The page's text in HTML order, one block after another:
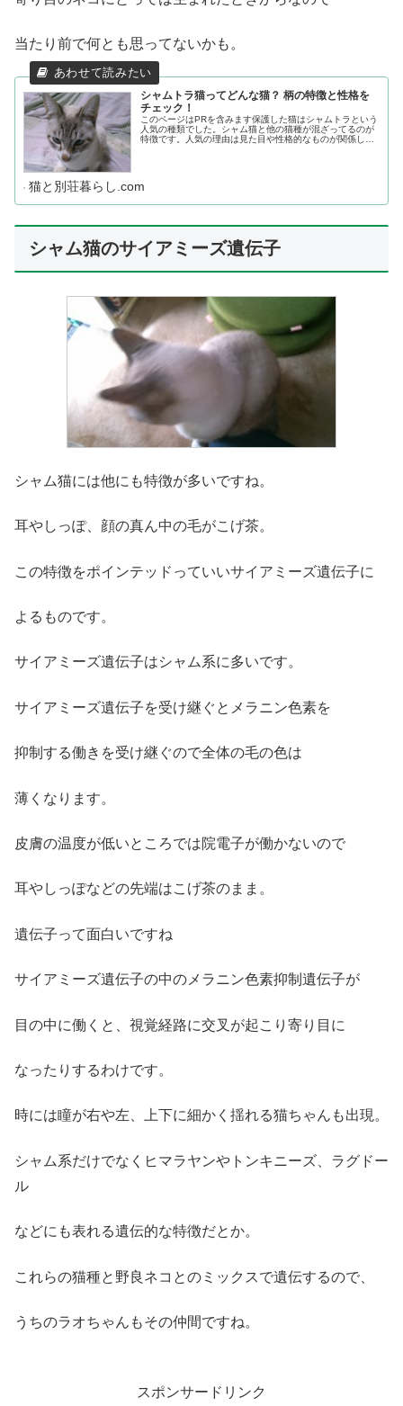
当たり前で何とも思ってないかも。
シャムトラ猫ってどんな猫？ 柄の特徴と性格を
チェック！
このページはPRを含みます保護した猫はシャムトラという
人気の種類でした。シャム猫と他の猫種が混ざってるのが
特徴です。人気の理由は見た目や性格的なものが関係して
猫と別荘暮らし.com
シャム猫のサイアミーズ遺伝子
シャム猫には他にも特徴が多いですね。
耳やしっぽ、顔の真ん中の毛がこげ茶。
この特徴をポインテッドっていいサイアミーズ遺伝子に
よるものです。
サイアミーズ遺伝子はシャム系に多いです。
サイアミーズ遺伝子を受け継ぐとメラニン色素を
抑制する働きを受け継ぐので全体の毛の色は
薄くなります。
皮膚の温度が低いところでは院電子が働かないので
耳やしっぽなどの先端はこげ茶のまま。
遺伝子って面白いですね
サイアミーズ遺伝子の中のメラニン色素抑制遺伝子が
目の中に働くと、視覚経路に交叉が起こり寄り目に
なったりするわけです。
時には瞳が右や左、上下に細かく揺れる猫ちゃんも出現。
シャム系だけでなくヒマラヤンやトンキニーズ、ラグドー
ル
などにも表れる遺伝的な特徴だとか。
これらの猫種と野良ネコとのミックスで遺伝するので、
うちのラオちゃんもその仲間ですね。
スポンサードリンク